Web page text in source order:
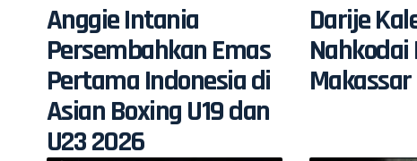
Anggie Intania
Persembahkan Emas
Pertama Indonesia di
Asian Boxing U19 dan
U23 2026
Darije
Nahkodai
Makassar